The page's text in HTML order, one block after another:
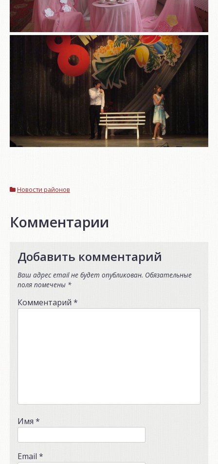
Новости районов
Комментарии
Добавить комментарий
Ваш адрес email не будет опубликован. Обязательные
поля помечены *
Комментарий *
Имя *
Email *